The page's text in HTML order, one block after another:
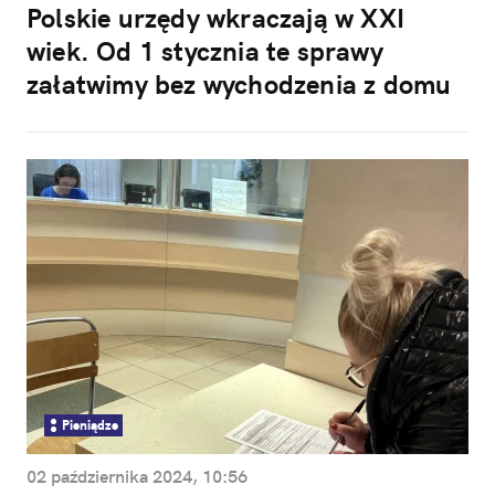
Polskie urzędy wkraczają w XXI
wiek. Od 1 stycznia te sprawy
załatwimy bez wychodzenia z domu
Pieniądze
02 października 2024, 10:56